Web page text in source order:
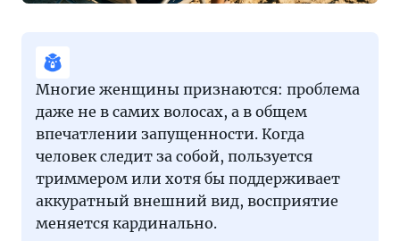
Многие женщины признаются: проблема
даже не в самих волосах, а в общем
впечатлении запущенности. Когда
человек следит за собой, пользуется
триммером или хотя бы поддерживает
аккуратный внешний вид, восприятие
меняется кардинально.